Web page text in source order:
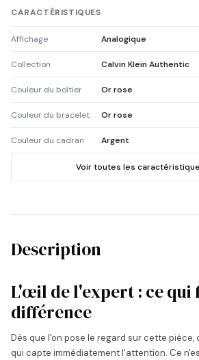
CARACTÉRISTIQUES
Affichage Analogique
Collection Calvin Klein Authentic
Couleur du boîtier Or rose
Couleur du bracelet Or rose
Couleur du cadran Argent
Voir toutes les
Description
L'œil de l'expert : ce qui
différence
Dès que l'on pose le regard sur cette pièce,
qui capte immédiatement l'attention. Ce